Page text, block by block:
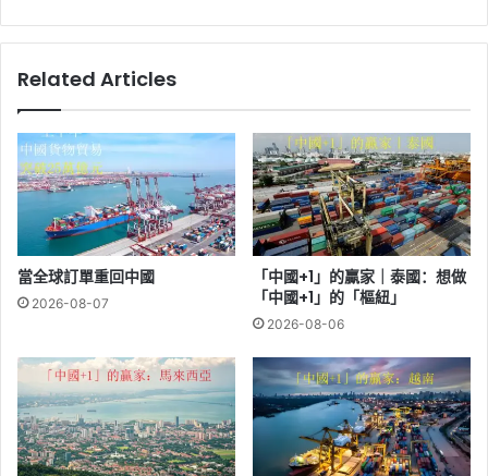
Related Articles
當全球訂單重回中國
2026-08-07
「中國+1」的贏家｜泰國：想做
「中國+1」的「樞紐」
2026-08-06